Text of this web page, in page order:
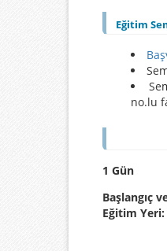
Eğitim
no.lu
1 Gün
Başlangıç
Eğitim